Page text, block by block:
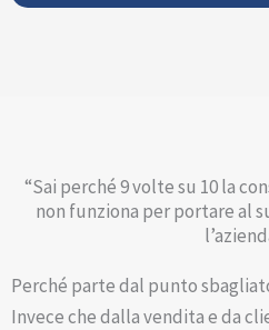
“Sai perché 9 volte su 10 la
non funziona per portare al
Perché parte dal punto
Invece che dalla vendita e da